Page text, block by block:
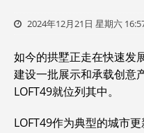
2024年12月21日 星期六
如今的拱墅正走在快速发
建设一批展示和承载创意
LOFT49就位列其中。
LOFT49作为典型的城市